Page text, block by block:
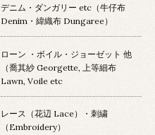
デニム・ダンガリー etc（牛仔布
Denim・緯織布 Dungaree）
ローン ・ボイル・ジョーゼット 他
（喬其紗 Georgette, 上等細布
Lawn, Voile etc
レース（花辺 Lace）・刺繍
（Embroidery）